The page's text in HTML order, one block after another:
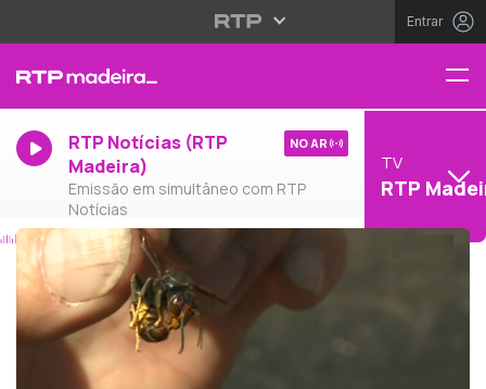
Entrar
RTP Notícias (RTP
Madeira)
Emissão em simultâneo com RTP
Notícias
NO AR
TV
RTP